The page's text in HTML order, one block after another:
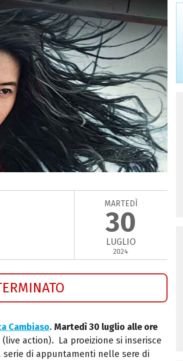
MARTEDÌ
30
LUGLIO
2024
Cambiaso. Martedì 30 luglio alle ore
action). La proeizione si inserisce
di appuntamenti nelle sere di